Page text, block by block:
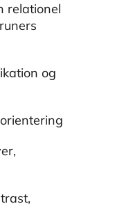
relationel
og